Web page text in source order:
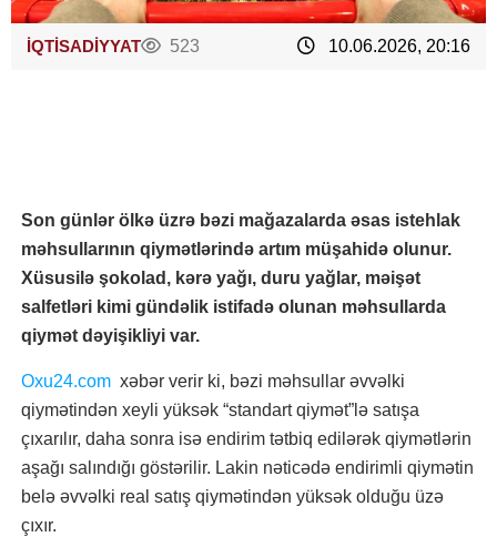
İQTİSADİYYAT 523 10.06.2026, 20:16
Son günlər ölkə üzrə bəzi mağazalarda əsas istehlak
məhsullarının qiymətlərində artım müşahidə olunur.
Xüsusilə şokolad, kərə yağı, duru yağlar, məişət
salfetləri kimi gündəlik istifadə olunan məhsullarda
qiymət dəyişikliyi var.
Oxu24.com xəbər verir ki, bəzi məhsullar əvvəlki
qiymətindən xeyli yüksək “standart qiymət”lə satışa
çıxarılır, daha sonra isə endirim tətbiq edilərək qiymətlərin
aşağı salındığı göstərilir. Lakin nəticədə endirimli qiymətin
belə əvvəlki real satış qiymətindən yüksək olduğu üzə
çıxır.